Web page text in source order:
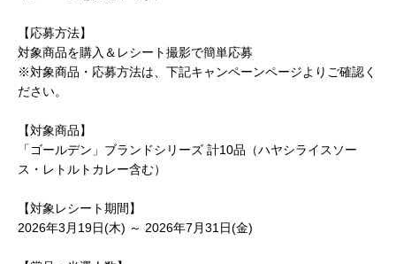
【応募方法】
対象商品を購入＆レシート撮影で簡単応募
※対象商品・応募方法は、下記キャンペーンページよりご確認く
ださい。
【対象商品】
「ゴールデン」ブランドシリーズ 計10品（ハヤシライスソー
ス・レトルトカレー含む）
【対象レシート期間】
2026年3月19日(木) ～ 2026年7月31日(金)